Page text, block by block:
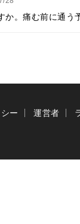
か。痛む前に通う
ー 運営者